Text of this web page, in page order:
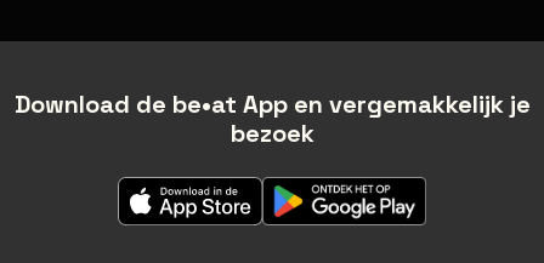
Download de be•at App en vergemakkelijk je
bezoek